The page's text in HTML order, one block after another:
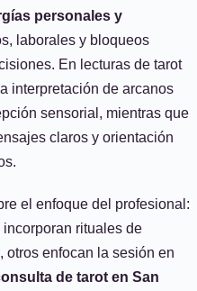
personales y
laborales y bloqueos
En lecturas de tarot
interpretación de arcanos
sensorial, mientras que
claros y orientación
el enfoque del profesional:
rituales de
otros enfocan la sesión en
de tarot en San